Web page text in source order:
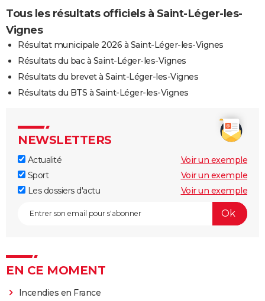
Tous les résultats officiels à Saint-Léger-les-
Vignes
Résultat municipale 2026 à Saint-Léger-les-Vignes
Résultats du bac à Saint-Léger-les-Vignes
Résultats du brevet à Saint-Léger-les-Vignes
Résultats du BTS à Saint-Léger-les-Vignes
NEWSLETTERS
Actualité
Voir un exemple
Sport
Voir un exemple
Les dossiers d'actu
Voir un exemple
EN CE MOMENT
Incendies en France